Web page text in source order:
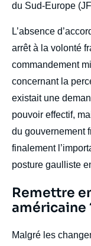
du Sud-Europe
L’absence
arrêt à la volonté
commandement
concernant la
existait une
pouvoir effectif,
du gouvernement
finalement
posture gaulliste
Titre
Edito
Remettre
américaine
body
Malgré les